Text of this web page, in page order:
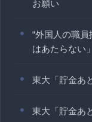
お願い
“外国人の職
はあたらない
東大「貯金あ
東大「貯金あ